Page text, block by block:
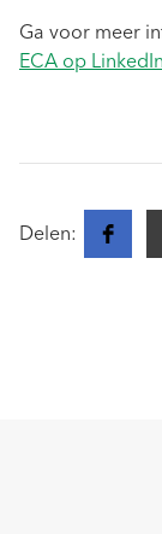
Ga voor meer
ECA op
Delen: